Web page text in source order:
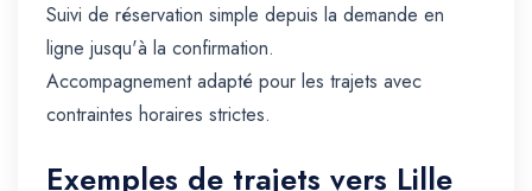
Suivi de réservation simple depuis la demande en
ligne jusqu'à la confirmation.
Accompagnement adapté pour les trajets avec
contraintes horaires strictes.
Exemples de trajets vers Lille